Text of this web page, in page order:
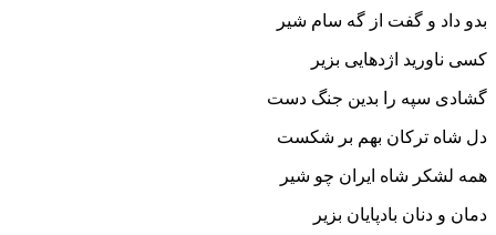
بدو داد و گفت از گه سام شیر
کسى ناورید اژدهایى بزیر
گشادى سپه را بدین جنگ دست
دل شاه ترکان بهم بر شکست‏
همه لشکر شاه ایران چو شیر
دمان و دنان بادپایان بزیر